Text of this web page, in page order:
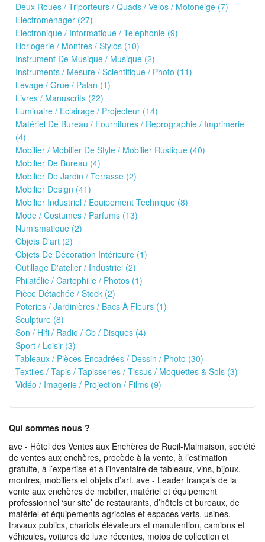
Deux Roues / Triporteurs / Quads / Vélos / Motoneige (7)
Electroménager (27)
Electronique / Informatique / Telephonie (9)
Horlogerie / Montres / Stylos (10)
Instrument De Musique / Musique (2)
Instruments / Mesure / Scientifique / Photo (11)
Levage / Grue / Palan (1)
Livres / Manuscrits (22)
Luminaire / Eclairage / Projecteur (14)
Matériel De Bureau / Fournitures / Reprographie / Imprimerie
(4)
Mobilier / Mobilier De Style / Mobilier Rustique (40)
Mobilier De Bureau (4)
Mobilier De Jardin / Terrasse (2)
Mobilier Design (41)
Mobilier Industriel / Equipement Technique (8)
Mode / Costumes / Parfums (13)
Numismatique (2)
Objets D'art (2)
Objets De Décoration Intérieure (1)
Outillage D'atelier / Industriel (2)
Philatélie / Cartophilie / Photos (1)
Pièce Détachée / Stock (2)
Poteries / Jardinières / Bacs À Fleurs (1)
Sculpture (8)
Son / Hifi / Radio / Cb / Disques (4)
Sport / Loisir (3)
Tableaux / Pièces Encadrées / Dessin / Photo (30)
Textiles / Tapis / Tapisseries / Tissus / Moquettes & Sols (3)
Vidéo / Imagerie / Projection / Films (9)
Qui sommes nous ?
ave - Hôtel des Ventes aux Enchères de Rueil-Malmaison, société
de ventes aux enchères, procède à la vente, à l’estimation
gratuite, à l’expertise et à l’inventaire de tableaux, vins, bijoux,
montres, mobiliers et objets d’art. ave - Leader français de la
vente aux enchères de mobilier, matériel et équipement
professionnel ‘sur site’ de restaurants, d’hôtels et bureaux, de
matériel et équipements agricoles et espaces verts, usines,
travaux publics, chariots élévateurs et manutention, camions et
véhicules, voitures de luxe récentes, motos de collection et